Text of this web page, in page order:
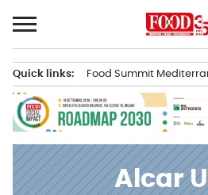
al
contenuto
principale
Quick links: Food Summit
Alcar